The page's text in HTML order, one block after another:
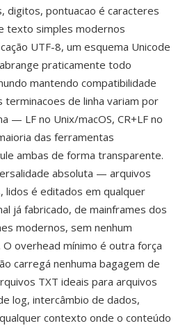
digitos, pontuacao é caracteres
texto simples modernos
UTF-8, um esquema Unicode
praticamente todo
mantendo compatibilidade
terminacoes de linha variam por
— LF no Unix/macOS, CR+LF no
das ferramentas
ambas de forma transparente.
absoluta — arquivos
lidos é editados em qualquer
já fabricado, de mainframes dos
modernos, sem nenhum
overhead mínimo é outra força
carregá nenhuma bagagem de
TXT ideais para arquivos
log, intercâmbio de dados,
contexto onde o conteúdo